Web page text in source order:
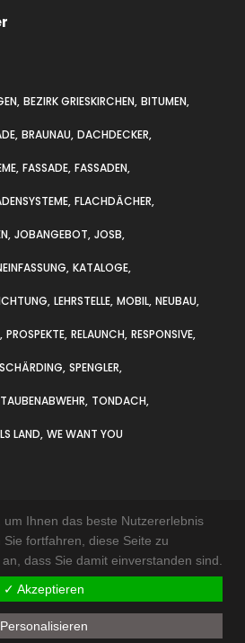
BEZIRK GRIESKIRCHEN BITUMEN
BRAUNAU DACHDECKER
FASSADE FASSADEN
FLACHDÄCHER
JOBANGEBOT JOSB
KATALOGE
LEHRSTELLE MOBIL NEUBAU
PROSPEKTE RELAUNCH RESPONSIVE
SCHÄRDING SPENGLER
TAUBENABWEHR TONDACH
LAND WE WANT YOU
& ANFAHRT
IMPRESSUM
Ihnen das beste Nutzererlebnis
fortfahren, diese Seite zu
dass Sie damit einverstanden sind.
✓ Akzeptieren
Personalisieren